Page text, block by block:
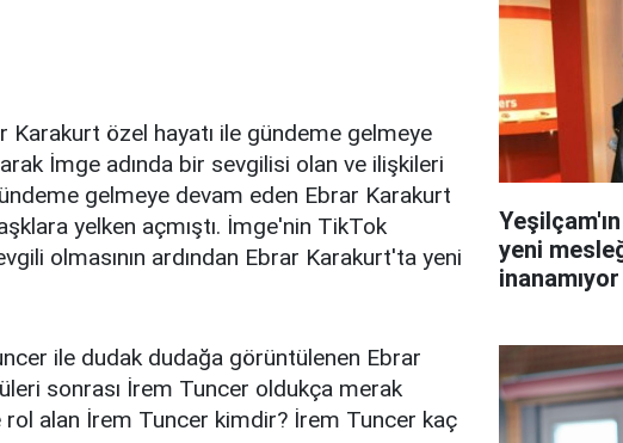
Karakurt özel hayatı ile gündeme gelmeye
İmge adında bir sevgilisi olan ve ilişkileri
gelmeye devam eden Ebrar Karakurt
yelken açmıştı. İmge'nin TikTok
olmasının ardından Ebrar Karakurt'ta yeni
ile dudak dudağa görüntülenen Ebrar
sonrası İrem Tuncer oldukça merak
rol alan İrem Tuncer kimdir? İrem Tuncer kaç
yeni
inanamıyor